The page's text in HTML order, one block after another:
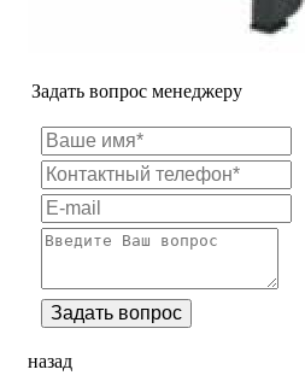
Задать вопрос менеджеру
назад